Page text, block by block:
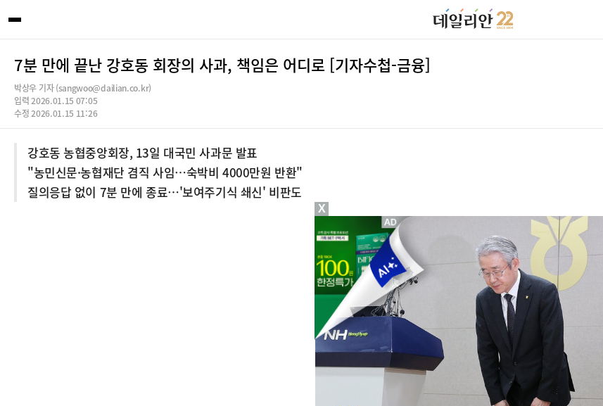
7분 만에 끝난 강호동 회장의 사과, 책임은 어디로 [기자수첩-금융]
박상우 기자 (sangwoo@dailian.co.kr)
입력 2026.01.15 07:05
수정 2026.01.15 11:26
강호동 농협중앙회장, 13일 대국민 사과문 발표
"농민신문·농협재단 겸직 사임…숙박비 4000만원 반환"
질의응답 없이 7분 만에 종료…'보여주기식 쇄신' 비판도
X